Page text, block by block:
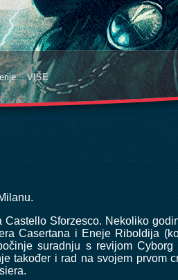
VIŠE
Sforzesco. Nekoliko
Casertana i Eneje Riboldija
suradnju s revijom
također i rad na svojem prvom